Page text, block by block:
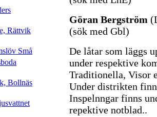
Rättvik
Små
Bollnäs
Göran Bergström
(sök med Gbl)
De låtar som läggs
under respektive
Traditionella, Visor
Under distrikten
Inspelnngar finns
repektive notblad..